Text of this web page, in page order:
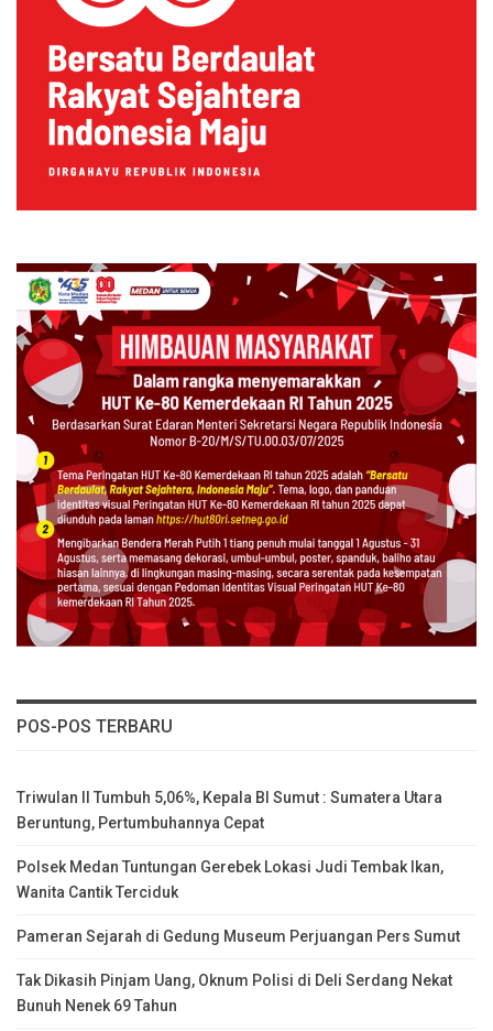
POS-POS TERBARU
Triwulan II Tumbuh 5,06%, Kepala BI Sumut : Sumatera Utara
Beruntung, Pertumbuhannya Cepat
Polsek Medan Tuntungan Gerebek Lokasi Judi Tembak Ikan,
Wanita Cantik Terciduk
Pameran Sejarah di Gedung Museum Perjuangan Pers Sumut
Tak Dikasih Pinjam Uang, Oknum Polisi di Deli Serdang Nekat
Bunuh Nenek 69 Tahun